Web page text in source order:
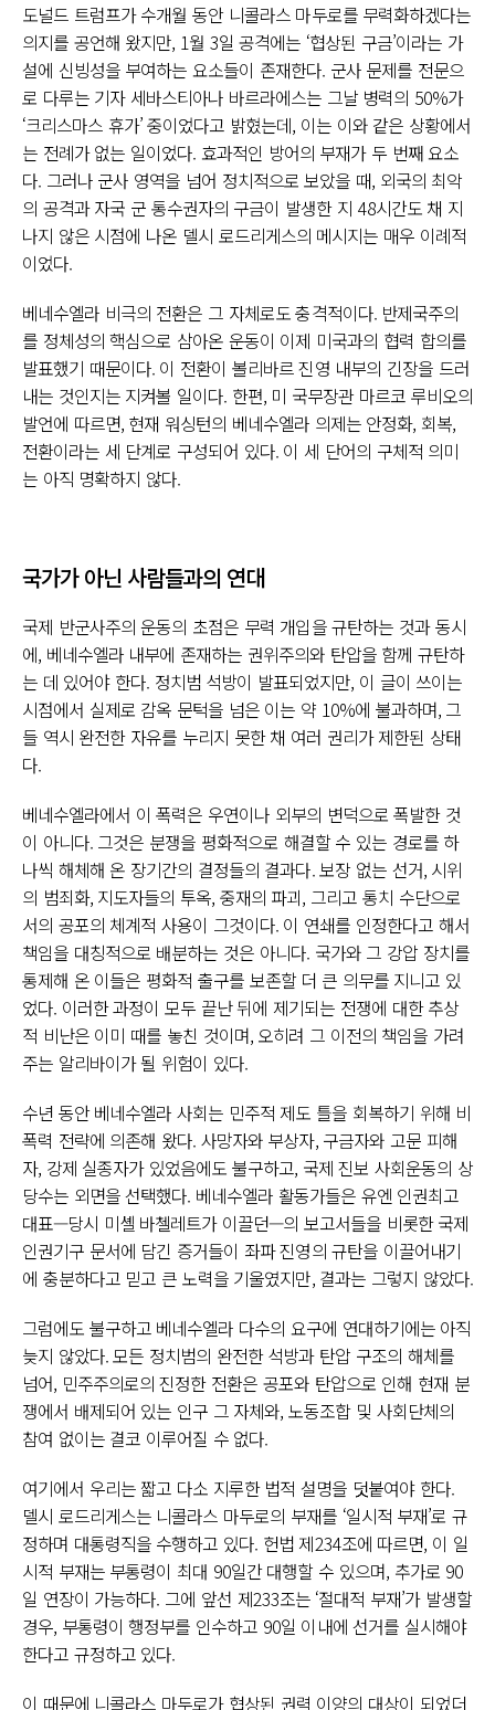
도널드 트럼프가 수개월 동안 니콜라스 마두로를 무력화하겠다는
의지를 공언해 왔지만, 1월 3일 공격에는 ‘협상된 구금’이라는 가
설에 신빙성을 부여하는 요소들이 존재한다. 군사 문제를 전문으
로 다루는 기자 세바스티아나 바르라에스는 그날 병력의 50%가
‘크리스마스 휴가’ 중이었다고 밝혔는데, 이는 이와 같은 상황에서
는 전례가 없는 일이었다. 효과적인 방어의 부재가 두 번째 요소
다. 그러나 군사 영역을 넘어 정치적으로 보았을 때, 외국의 최악
의 공격과 자국 군 통수권자의 구금이 발생한 지 48시간도 채 지
나지 않은 시점에 나온 델시 로드리게스의 메시지는 매우 이례적
이었다.
베네수엘라 비극의 전환은 그 자체로도 충격적이다. 반제국주의
를 정체성의 핵심으로 삼아온 운동이 이제 미국과의 협력 합의를
발표했기 때문이다. 이 전환이 볼리바르 진영 내부의 긴장을 드러
내는 것인지는 지켜볼 일이다. 한편, 미 국무장관 마르코 루비오의
발언에 따르면, 현재 워싱턴의 베네수엘라 의제는 안정화, 회복,
전환이라는 세 단계로 구성되어 있다. 이 세 단어의 구체적 의미
는 아직 명확하지 않다.
국가가 아닌 사람들과의 연대
국제 반군사주의 운동의 초점은 무력 개입을 규탄하는 것과 동시
에, 베네수엘라 내부에 존재하는 권위주의와 탄압을 함께 규탄하
는 데 있어야 한다. 정치범 석방이 발표되었지만, 이 글이 쓰이는
시점에서 실제로 감옥 문턱을 넘은 이는 약 10%에 불과하며, 그
들 역시 완전한 자유를 누리지 못한 채 여러 권리가 제한된 상태
다.
베네수엘라에서 이 폭력은 우연이나 외부의 변덕으로 폭발한 것
이 아니다. 그것은 분쟁을 평화적으로 해결할 수 있는 경로를 하
나씩 해체해 온 장기간의 결정들의 결과다. 보장 없는 선거, 시위
의 범죄화, 지도자들의 투옥, 중재의 파괴, 그리고 통치 수단으로
서의 공포의 체계적 사용이 그것이다. 이 연쇄를 인정한다고 해서
책임을 대칭적으로 배분하는 것은 아니다. 국가와 그 강압 장치를
통제해 온 이들은 평화적 출구를 보존할 더 큰 의무를 지니고 있
었다. 이러한 과정이 모두 끝난 뒤에 제기되는 전쟁에 대한 추상
적 비난은 이미 때를 놓친 것이며, 오히려 그 이전의 책임을 가려
주는 알리바이가 될 위험이 있다.
수년 동안 베네수엘라 사회는 민주적 제도 틀을 회복하기 위해 비
폭력 전략에 의존해 왔다. 사망자와 부상자, 구금자와 고문 피해
자, 강제 실종자가 있었음에도 불구하고, 국제 진보 사회운동의 상
당수는 외면을 선택했다. 베네수엘라 활동가들은 유엔 인권최고
대표—당시 미셸 바첼레트가 이끌던—의 보고서들을 비롯한 국제
인권기구 문서에 담긴 증거들이 좌파 진영의 규탄을 이끌어내기
에 충분하다고 믿고 큰 노력을 기울였지만, 결과는 그렇지 않았다.
그럼에도 불구하고 베네수엘라 다수의 요구에 연대하기에는 아직
늦지 않았다. 모든 정치범의 완전한 석방과 탄압 구조의 해체를
넘어, 민주주의로의 진정한 전환은 공포와 탄압으로 인해 현재 분
쟁에서 배제되어 있는 인구 그 자체와, 노동조합 및 사회단체의
참여 없이는 결코 이루어질 수 없다.
여기에서 우리는 짧고 다소 지루한 법적 설명을 덧붙여야 한다.
델시 로드리게스는 니콜라스 마두로의 부재를 ‘일시적 부재’로 규
정하며 대통령직을 수행하고 있다. 헌법 제234조에 따르면, 이 일
시적 부재는 부통령이 최대 90일간 대행할 수 있으며, 추가로 90
일 연장이 가능하다. 그에 앞선 제233조는 ‘절대적 부재’가 발생할
경우, 부통령이 행정부를 인수하고 90일 이내에 선거를 실시해야
한다고 규정하고 있다.
이 때문에 니콜라스 마두로가 협상된 권력 이양의 대상이 되었더